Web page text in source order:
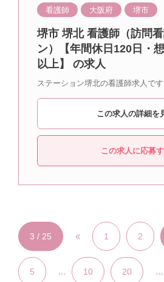
看護師 大阪府 堺市
堺市 堺北 看護師（訪問
ン）【年間休日120日・
以上】 の求人
ステーション堺北の看護師求人です
この求人の詳細を
この求人に応募
3 / 25 « 1 2
5 ... 10 20 ...